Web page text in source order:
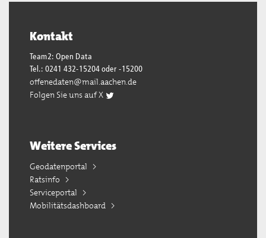
Kontakt
Team2: Open Data
Tel.: 0241 432-15204 oder -15200
offenedaten@mail.aachen.de
Folgen Sie uns auf X
Weitere Services
Geodatenportal
Ratsinfo
Serviceportal
Mobilitätsdashboard